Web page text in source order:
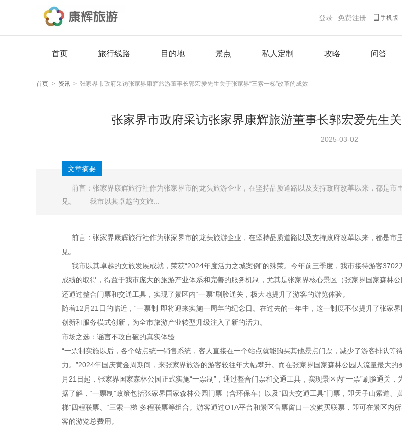
登录 免费注册 手机版
首页 旅行线路 目的地 景点 私人定制 攻略 问答
首页 > 资讯 > 张家界市政府采访张家界康辉旅游董事长郭宏爱先生关于张家界“三索一梯”改革的成效
张家界市政府采访张家界康辉旅游董事长郭宏爱先生
2025-03-02
文章摘要
前言：张家界康辉旅行社作为张家界市的龙头旅游企业，在坚持品质道路以及支持政府改革以来，都是市
见。 我市以其卓越的文旅...
前言：张家界康辉旅行社作为张家界市的龙头旅游企业，在坚持品质道路以及支持政府改革以来，都是市
见。
我市以其卓越的文旅发展成就，荣获“2024年度活力之城案例”的殊荣。今年前三季度，我市接待游客
成绩的取得，得益于我市庞大的旅游产业体系和完善的服务机制，尤其是张家界核心景区（张家界国家森林
还通过整合门票和交通工具，实现了景区内“一票”刷脸通关，极大地提升了游客的游览体验。
随着12月21日的临近，“一票制”即将迎来实施一周年的纪念日。在过去的一年中，这一制度不仅提升了张家
创新和服务模式创新，为全市旅游产业转型升级注入了新的活力。
市场之选：谣言不攻自破的真实体验
“一票制实施以后，各个站点统一销售系统，客人直接在一个站点就能购买其他景点门票，减少了游客排队
力。”2024年国庆黄金周期间，来张家界旅游的游客较往年大幅攀升。而在张家界国家森林公园人流量最大
月21日起，张家界国家森林公园正式实施“一票制”，通过整合门票和交通工具，实现景区内“一票”刷脸通关，
据了解，“一票制”政策包括张家界国家森林公园门票（含环保车）以及“四大交通工具”门票，即天子山索道
梯”四程联票、“三索一梯”多程联票等组合。游客通过OTA平台和景区售票窗口一次购买联票，即可在景区
客的游览总费用。